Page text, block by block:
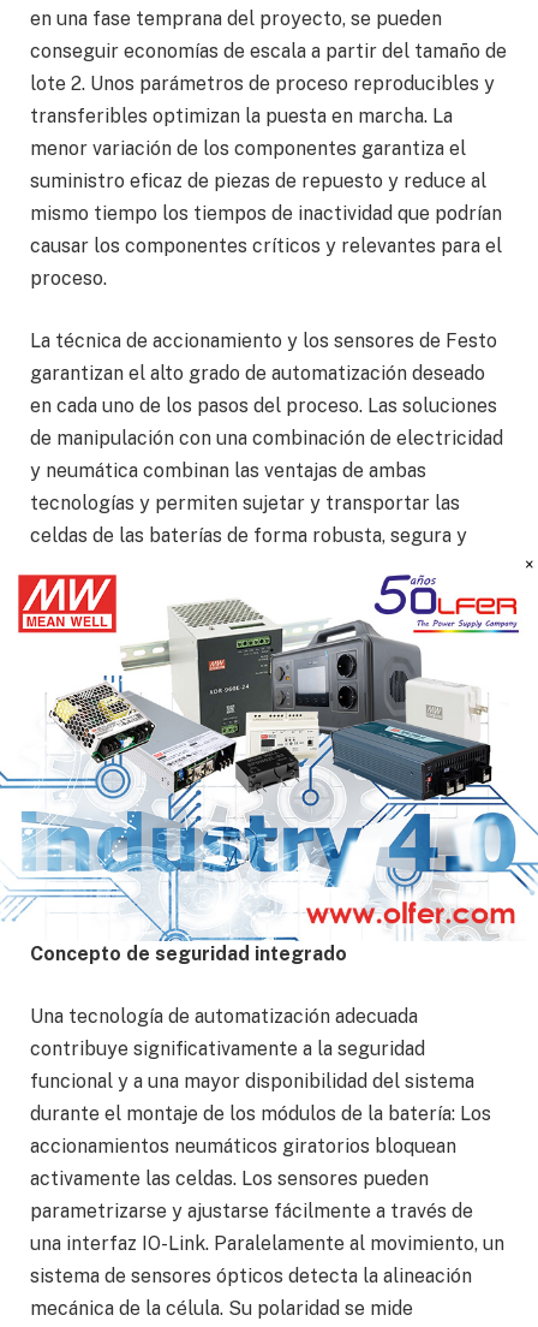
en una fase temprana del proyecto, se pueden
conseguir economías de escala a partir del tamaño de
lote 2. Unos parámetros de proceso reproducibles y
transferibles optimizan la puesta en marcha. La
menor variación de los componentes garantiza el
suministro eficaz de piezas de repuesto y reduce al
mismo tiempo los tiempos de inactividad que podrían
causar los componentes críticos y relevantes para el
proceso.
La técnica de accionamiento y los sensores de Festo
garantizan el alto grado de automatización deseado
en cada uno de los pasos del proceso. Las soluciones
de manipulación con una combinación de electricidad
y neumática combinan las ventajas de ambas
tecnologías y permiten sujetar y transportar las
celdas de las baterías de forma robusta, segura y
de baterías, el cilindro neumático DSBC con
transmisor de posición SDAT integrado, sistema de
medición de posición FENG y freno de seguridad
DACS en combinación con el eje eléctrico en voladizo
ELCC y un servomotor EMMT ofrece una serie de
características positivas: Además del control del
proceso en línea, se trata de la detección precoz de
errores y la trazabilidad, la coordinación óptima del
motor y el eje con el proceso especificado, así como
el bajo consumo energético.
Concepto de seguridad integrado
Una tecnología de automatización adecuada
contribuye significativamente a la seguridad
funcional y a una mayor disponibilidad del sistema
durante el montaje de los módulos de la batería: Los
accionamientos neumáticos giratorios bloquean
activamente las celdas. Los sensores pueden
parametrizarse y ajustarse fácilmente a través de
una interfaz IO-Link. Paralelamente al movimiento, un
sistema de sensores ópticos detecta la alineación
mecánica de la célula. Su polaridad se mide